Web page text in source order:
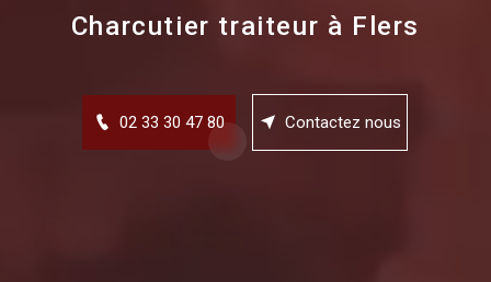
Charcutier traiteur à Flers
02 33 30 47 80 Contactez nous